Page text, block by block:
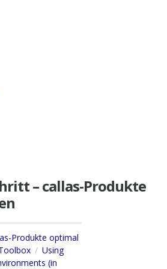
– callas-Produkte
Produkte optimal
Using
(in